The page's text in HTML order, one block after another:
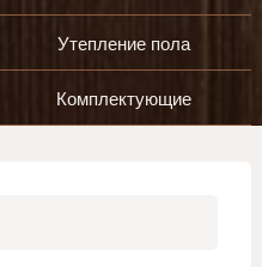
Утепление пола
Комплектующие